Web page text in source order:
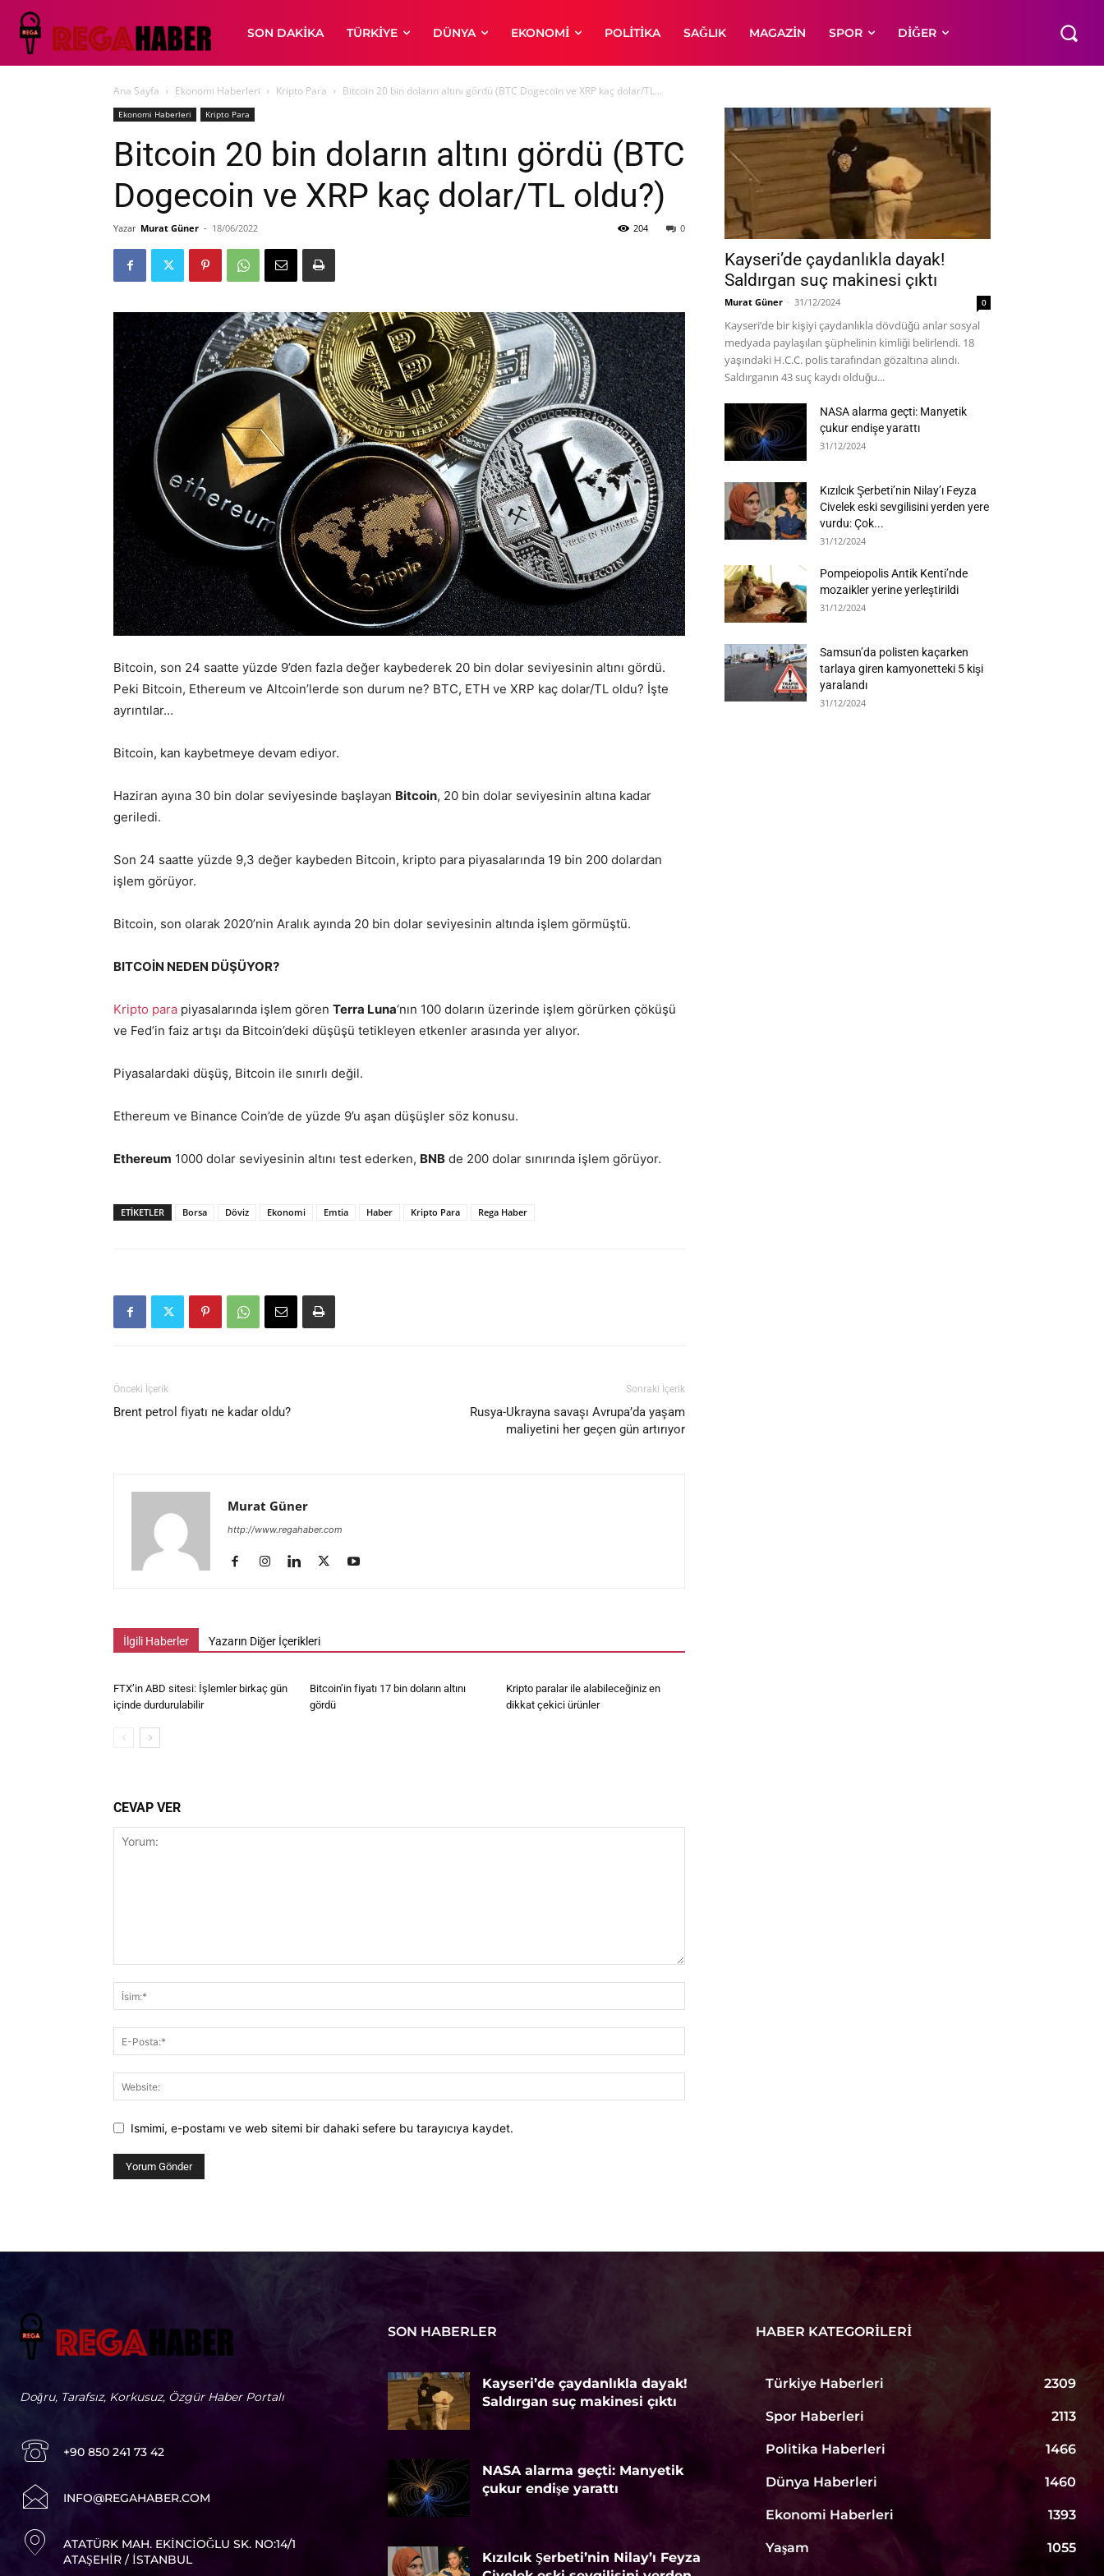
SON DAKIKA TÜRKIYE DÜNYA EKONOMI POLITIKA SAĞLIK MAGAZIN SPOR DIĞER
Ana Sayfa Ekonomi Haberleri Kripto Para Bitcoin 20 bin doların altını gördü (BTC Dogecoin ve XRP kaç dolar/TL...
Ekonomi Haberleri Kripto Para
Bitcoin 20 bin doların altını gördü (BTC
Dogecoin ve XRP kaç dolar/TL oldu?)
Yazar Murat Güner - 18/06/2022 0
204
Bitcoin, son 24 saatte yüzde 9’den fazla değer kaybederek 20 bin dolar seviyesinin altını gördü.
Peki Bitcoin, Ethereum ve Altcoin’lerde son durum ne? BTC, ETH ve XRP kaç dolar/TL oldu? İşte
ayrıntılar…
Bitcoin, kan kaybetmeye devam ediyor.
Haziran ayına 30 bin dolar seviyesinde başlayan Bitcoin, 20 bin dolar seviyesinin altına kadar
geriledi.
Son 24 saatte yüzde 9,3 değer kaybeden Bitcoin, kripto para piyasalarında 19 bin 200 dolardan
işlem görüyor.
Bitcoin, son olarak 2020’nin Aralık ayında 20 bin dolar seviyesinin altında işlem görmüştü.
BITCOİN NEDEN DÜŞÜYOR?
Kripto para piyasalarında işlem gören Terra Luna‘nın 100 doların üzerinde işlem görürken çöküşü
ve Fed’in faiz artışı da Bitcoin’deki düşüşü tetikleyen etkenler arasında yer alıyor.
Piyasalardaki düşüş, Bitcoin ile sınırlı değil.
Ethereum ve Binance Coin’de de yüzde 9’u aşan düşüşler söz konusu.
Ethereum 1000 dolar seviyesinin altını test ederken, BNB de 200 dolar sınırında işlem görüyor.
ETIKETLER Borsa Döviz Ekonomi Emtia Haber Kripto Para Rega Haber
Önceki İçerik
Brent petrol fiyatı ne kadar oldu?
Sonraki İçerik
Rusya-Ukrayna savaşı Avrupa’da yaşam
maliyetini her geçen gün artırıyor
Murat Güner
http://www.regahaber.com
İlgili Haberler Yazarın Diğer İçerikleri
FTX’in ABD sitesi: İşlemler birkaç gün
içinde durdurulabilir
Bitcoin’in fiyatı 17 bin doların altını
gördü
Kripto paralar ile alabileceğiniz en
dikkat çekici ürünler
CEVAP VER
Ismimi, e-postamı ve web sitemi bir dahaki sefere bu tarayıcıya kaydet.
Kayseri’de çaydanlıkla dayak!
Saldırgan suç makinesi çıktı
Murat Güner - 31/12/2024 0
Kayseri’de bir kişiyi çaydanlıkla dövdüğü anlar sosyal
medyada paylaşılan şüphelinin kimliği belirlendi. 18
yaşındaki H.C.C. polis tarafından gözaltına alındı.
Saldırganın 43 suç kaydı olduğu...
NASA alarma geçti: Manyetik
çukur endişe yarattı
31/12/2024
Kızılcık Şerbeti’nin Nilay’ı Feyza
Civelek eski sevgilisini yerden yere
vurdu: Çok...
31/12/2024
Pompeiopolis Antik Kenti’nde
mozaikler yerine yerleştirildi
31/12/2024
Samsun’da polisten kaçarken
tarlaya giren kamyonetteki 5 kişi
yaralandı
31/12/2024
Doğru, Tarafsız, Korkusuz, Özgür Haber Portalı
+90 850 241 73 42
INFO@REGAHABER.COM
ATATÜRK MAH. EKINCIOĞLU SK. NO:14/1
ATAŞEHIR / İSTANBUL
SON HABERLER
Kayseri’de çaydanlıkla dayak!
Saldırgan suç makinesi çıktı
NASA alarma geçti: Manyetik
çukur endişe yarattı
Kızılcık Şerbeti’nin Nilay’ı Feyza
HABER KATEGORILERI
Türkiye Haberleri 2309
Spor Haberleri 2113
Politika Haberleri 1466
Dünya Haberleri 1460
Ekonomi Haberleri 1393
Yaşam 1055